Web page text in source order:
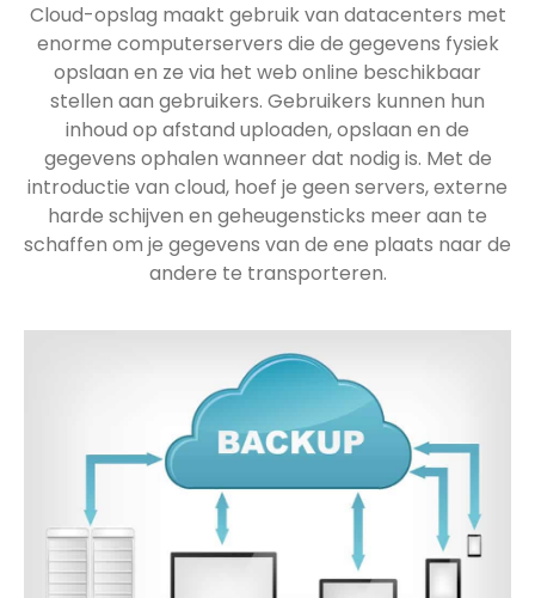
Cloud-opslag maakt gebruik van datacenters met
enorme computerservers die de gegevens fysiek
opslaan en ze via het web online beschikbaar
stellen aan gebruikers. Gebruikers kunnen hun
inhoud op afstand uploaden, opslaan en de
gegevens ophalen wanneer dat nodig is. Met de
introductie van cloud, hoef je geen servers, externe
harde schijven en geheugensticks meer aan te
schaffen om je gegevens van de ene plaats naar de
andere te transporteren.